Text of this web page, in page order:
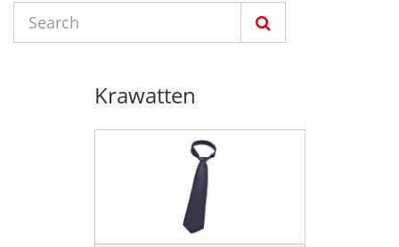
Krawatten